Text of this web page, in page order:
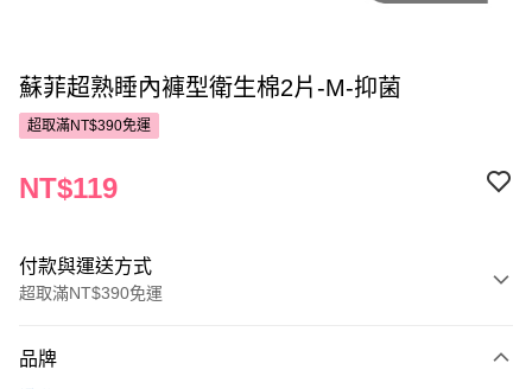
蘇菲超熟睡內褲型衛生棉2片-M-抑菌
超取滿NT$390免運
NT$119
付款與運送方式
超取滿NT$390免運
POYA支付
品牌